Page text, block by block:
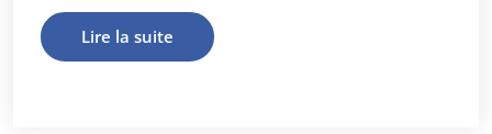
Lire la suite